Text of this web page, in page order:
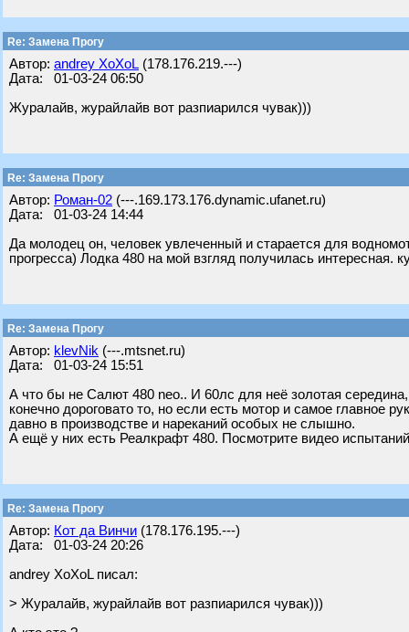
Re: Замена Прогу
Автор: andrey XoXoL (178.176.219.---)
Дата: 01-03-24 06:50
Журалайв, журайлайв вот разпиарился чувак)))
Re: Замена Прогу
Автор: Роман-02 (---.169.173.176.dynamic.ufanet.ru)
Дата: 01-03-24 14:44
Да молодец он, человек увлеченный и старается для
прогресса) Лодка 480 на мой взгляд получилась
Re: Замена Прогу
Автор: klevNik (---.mtsnet.ru)
Дата: 01-03-24 15:51
А что бы не Салют 480 neo.. И 60лс для неё золотая
конечно дороговато то, но если есть мотор и самое главное
давно в производстве и нареканий особых не слышно.
А ещё у них есть Реалкрафт 480. Посмотрите видео
Re: Замена Прогу
Автор: Кот да Винчи (178.176.195.---)
Дата: 01-03-24 20:26
andrey XoXoL писал:
> Журалайв, журайлайв вот разпиарился чувак)))